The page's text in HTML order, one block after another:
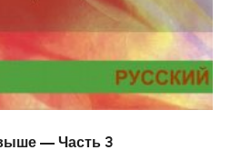
В КОРЗИНУ— Часть 3